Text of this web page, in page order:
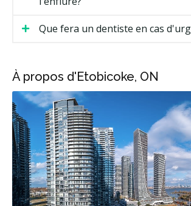
Que fera un dentiste en cas
À propos d'Etobicoke, ON